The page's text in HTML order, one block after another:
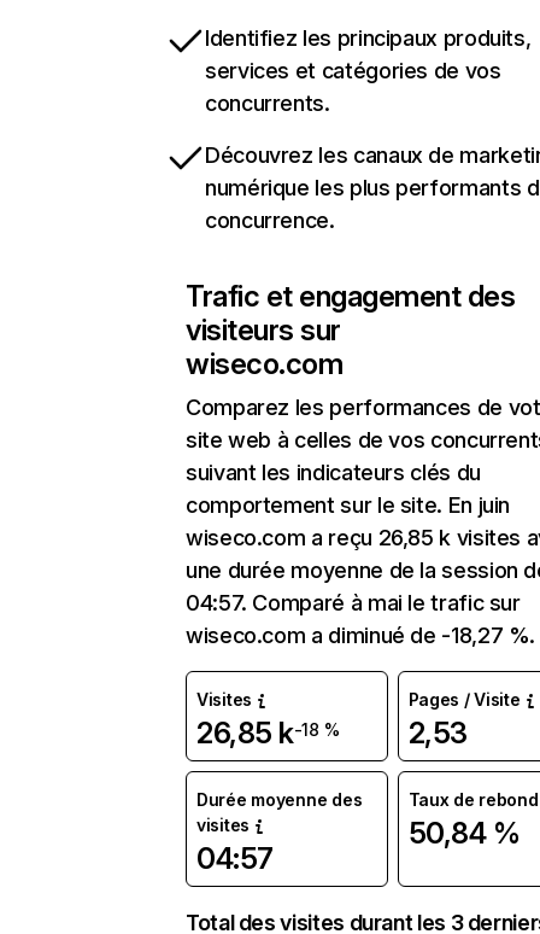
Identifiez les principaux produits,
services et catégories de vos
concurrents.
Découvrez les canaux de
numérique les plus performants
concurrence.
Trafic et engagement des
visiteurs sur
wiseco.com
Comparez les performances de
site web à celles de vos
suivant les indicateurs clés du
comportement sur le site. En juin
wiseco.com a reçu 26,85 k visites
une durée moyenne de la session
04:57. Comparé à mai le trafic sur
wiseco.com a diminué de -18,27 %.
Visites
26,85 k-18 %
Pages / Visite
2,53
Durée moyenne des
visites
04:57
Taux de rebond
50,84 %
Total des visites durant les 3